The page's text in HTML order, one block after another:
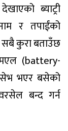
ब्याट्री
र तपाईंको
सबै कुरा बताउँछ
(battery-
सेभ भएर बसेको
बन्द गर्न